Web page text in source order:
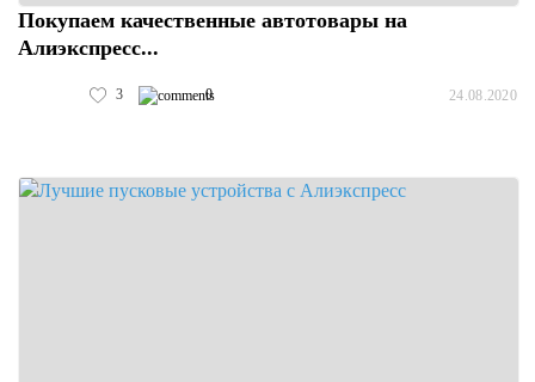
Покупаем качественные автотовары на
Алиэкспресс...
3 0 24.08.2020